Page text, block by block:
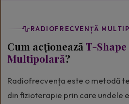
RADIOFRECVENȚĂ
Cum acționează T-
Multipolară?
Radiofrecvența este o metodă
din fizioterapie prin care undele